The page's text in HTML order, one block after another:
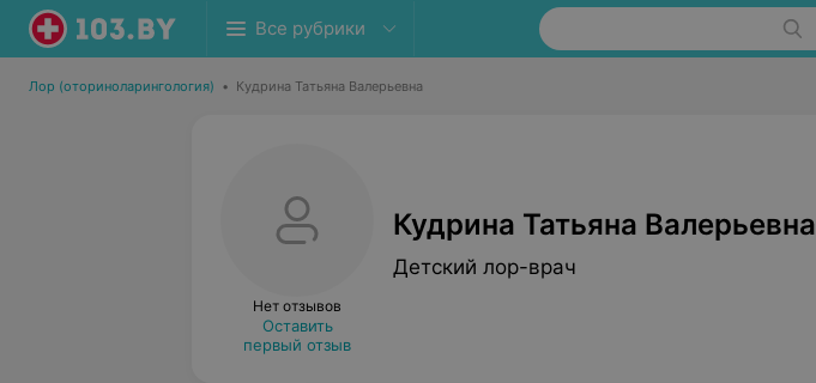
Все рубрики
Лор (оториноларингология) • Кудрина Татьяна Валерьевна
Нет отзывов
Оставить
первый отзыв
Кудрина Татьяна Валерьевна
Детский лор-врач